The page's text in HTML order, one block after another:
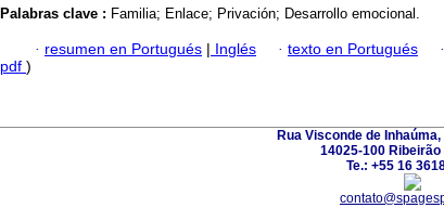
Palabras clave : Familia; Enlace; Privación; Desarrollo emocional.
· resumen en Portugués | Inglés · texto en Portugués ·
pdf )
Rua Visconde de Inhaúma,
14025-100 Ribeirão
Te.: +55 16